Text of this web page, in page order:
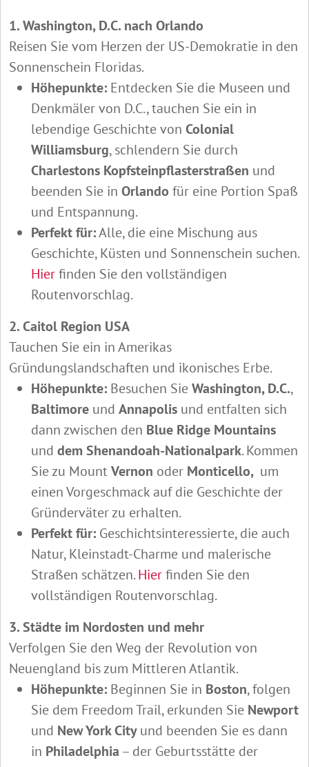
1. Washington, D.C. nach Orlando
Reisen Sie vom Herzen der US-Demokratie in den
Sonnenschein Floridas.
Höhepunkte: Entdecken Sie die Museen und
Denkmäler von D.C., tauchen Sie ein in
lebendige Geschichte von Colonial
Williamsburg, schlendern Sie durch
Charlestons Kopfsteinpflasterstraßen und
beenden Sie in Orlando für eine Portion Spaß
und Entspannung.
Perfekt für:Alle, die eine Mischung aus
Geschichte, Küsten und Sonnenschein suchen.
Hierfinden Sie den vollständigen
Routenvorschlag.
2. Caitol Region USA
Tauchen Sie ein in Amerikas
Gründungslandschaften und ikonisches Erbe.
Höhepunkte: Besuchen SieWashington, D.C.,
Baltimore und Annapolis und entfalten sich
dann zwischen den Blue Ridge Mountains
und dem Shenandoah-Nationalpark. Kommen
Sie zu MountVernon oder Monticello, um
einen Vorgeschmack auf die Geschichte der
Gründerväter zu erhalten.
Perfekt für: Geschichtsinteressierte, die auch
Natur, Kleinstadt-Charme und malerische
Straßen schätzen.Hierfinden Sie den
vollständigen Routenvorschlag.
3. Städte im Nordosten und mehr
Verfolgen Sie den Weg der Revolution von
Neuengland bis zum Mittleren Atlantik.
Höhepunkte: Beginnen Sie in Boston, folgen
Sie dem Freedom Trail, erkunden Sie Newport
und New York Cityund beenden Sie es dann
in Philadelphia – der Geburtsstätte der